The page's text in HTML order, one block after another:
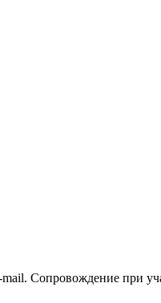
Сопровождение при